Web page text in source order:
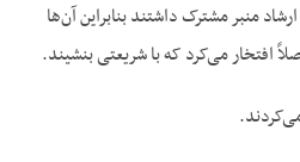
منبر مشترک داشتند بنابراین آن‌ها
افتخار می‌کرد که با شریعتی بنشیند.